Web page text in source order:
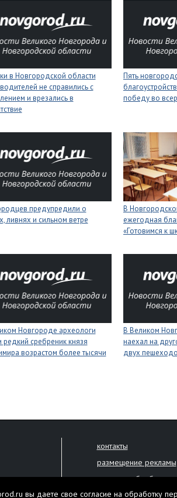
в Новгородской области
не справились с
и врезались в
Пять
победу во
предупредили о
ливнях и сильном ветре
В
ежегодная
«Готовимся к
Новгороде археологи
редкий сребреник князя
возрастом более тысячи
В Великом
наехал на
двух
контакты
размещение рекламы
политика обработки
вы даете свое согласие на обработку